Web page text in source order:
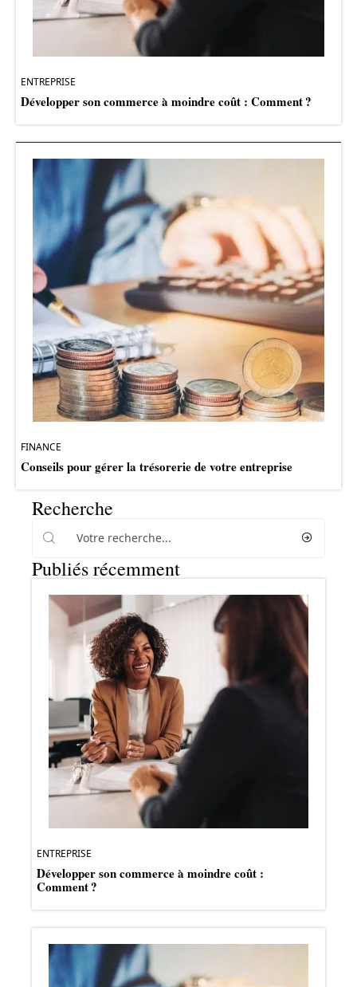
ENTREPRISE
Développer son commerce à moindre coût : Comment ?
FINANCE
Conseils pour gérer la trésorerie de votre entreprise
Recherche
Publiés récemment
ENTREPRISE
Développer son commerce à moindre coût :
Comment ?